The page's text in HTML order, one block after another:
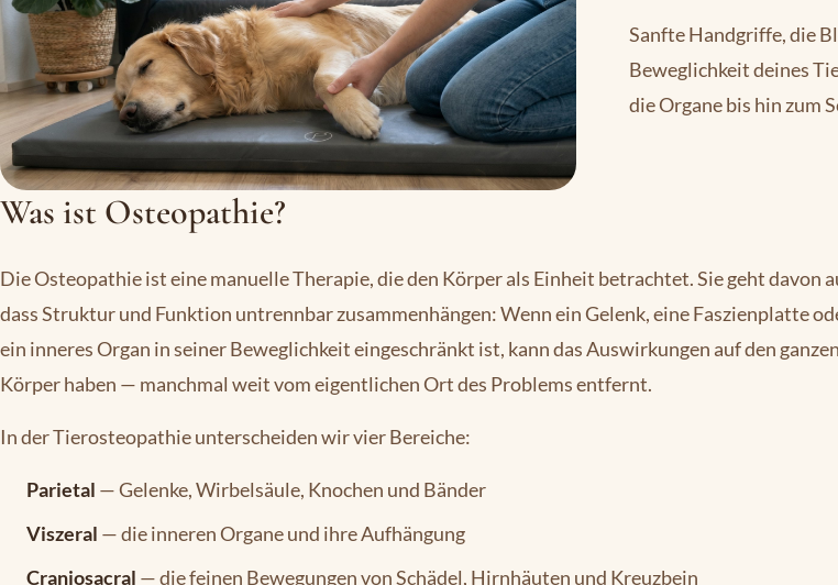
Sanfte Handgriffe, die
Beweglichkeit deines
die Organe bis hin zum
Was ist Osteopathie?
Die Osteopathie ist eine manuelle Therapie, die den Körper als Einheit betrachtet. Sie geht davon
dass Struktur und Funktion untrennbar zusammenhängen: Wenn ein Gelenk, eine Faszienplatte
ein inneres Organ in seiner Beweglichkeit eingeschränkt ist, kann das Auswirkungen auf den ganzen
Körper haben — manchmal weit vom eigentlichen Ort des Problems entfernt.
In der Tierosteopathie unterscheiden wir vier Bereiche:
Parietal — Gelenke, Wirbelsäule, Knochen und Bänder
Viszeral — die inneren Organe und ihre Aufhängung
Craniosacral — die feinen Bewegungen von Schädel, Hirnhäuten und Kreuzbein